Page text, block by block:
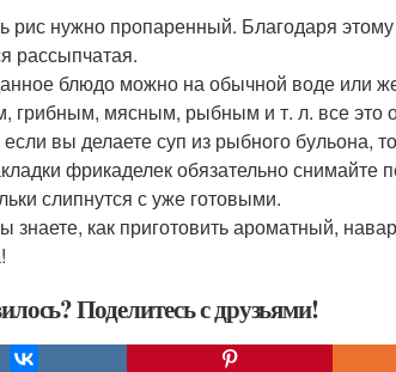
рис нужно пропаренный. Благодаря
рассыпчатая.
блюдо можно на обычной воде или
мясным, рыбным и т. л. все это
вы делаете суп из рыбного бульона,
фрикаделек обязательно
слипнутся с уже готовыми.
знаете, как приготовить ароматный,
Поделитесь с друзьями!